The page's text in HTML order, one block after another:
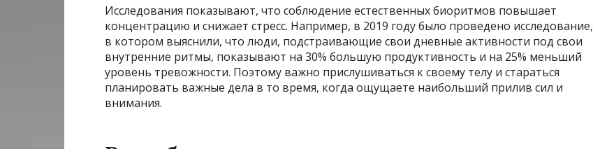
Исследования показывают, что соблюдение естественных биоритмов повышает
концентрацию и снижает стресс. Например, в 2019 году было проведено исследование,
в котором выяснили, что люди, подстраивающие свои дневные активности под свои
внутренние ритмы, показывают на 30% большую продуктивность и на 25% меньший
уровень тревожности. Поэтому важно прислушиваться к своему телу и стараться
планировать важные дела в то время, когда ощущаете наибольший прилив сил и
внимания.